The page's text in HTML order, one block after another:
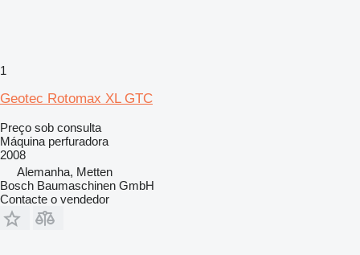
1
Geotec Rotomax XL GTC
Preço sob consulta
Máquina perfuradora
2008
Alemanha, Metten
Bosch Baumaschinen GmbH
Contacte o vendedor